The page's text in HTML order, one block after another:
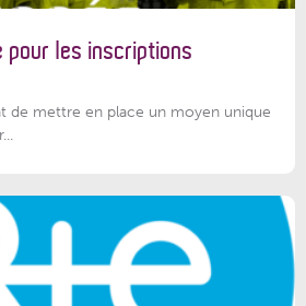
pour les inscriptions
de mettre en place un moyen unique